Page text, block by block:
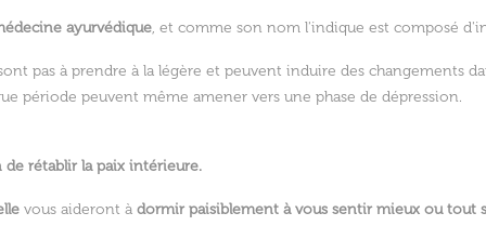
ayurvédique, et comme son nom l'indique est composé
pas à prendre à la légère et peuvent induire des changements
période peuvent même amener vers une phase de dépression.
rétablir la paix intérieure.
vous aideront à dormir paisiblement à vous sentir mieux ou tout